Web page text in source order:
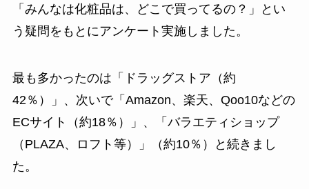
「みんなは化粧品は、どこで買ってるの？」とい
う疑問をもとにアンケート実施しました。
最も多かったのは「ドラッグストア（約
42％）」、次いで「Amazon、楽天、Qoo10などの
ECサイト（約18％）」、「バラエティショップ
（PLAZA、ロフト等）」（約10％）と続きまし
た。